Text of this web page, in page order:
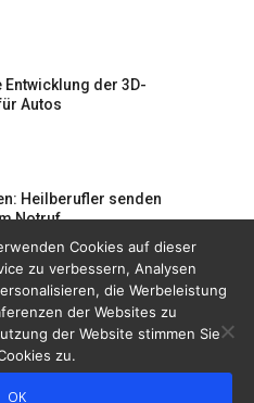
Entwicklung der 3D-
Autos
Heilberufler senden
Notruf
Cookies auf dieser
zu verbessern, Analysen
die Werbeleistung
der Websites zu
der Website stimmen Sie
zu.
OK